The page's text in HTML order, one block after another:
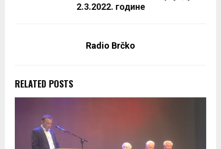
2.3.2022. године
Radio Brčko
RELATED POSTS